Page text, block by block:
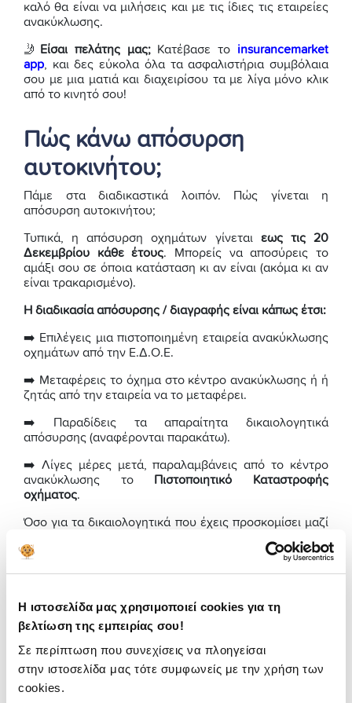
Η ιστοσελίδα μας χρησιμοποιεί cookies για τη
βελτίωση της εμπειρίας σου!
Σε περίπτωση που συνεχίσεις να πλοηγείσαι
στην ιστοσελίδα μας τότε συμφωνείς με την χρήση των
cookies.
καλό θα είναι να μιλήσεις και με τις ίδιες τις εταιρείες
ανακύκλωσης.
🤳 Είσαι πελάτης μας;Κατέβασε το insurancemarket
app, και δες εύκολα όλα τα ασφαλιστήρια συμβόλαια
σου με μια ματιά και διαχειρίσου τα με λίγα μόνο κλικ
από το κινητό σου!
Πώς κάνω απόσυρση
αυτοκινήτου;
Πάμε στα διαδικαστικά λοιπόν. Πώς γίνεται η
απόσυρση αυτοκινήτου;
Τυπικά, η απόσυρση οχημάτων γίνεται εως τις 20
Δεκεμβρίου κάθε έτους. Μπορείς να αποσύρεις το
αμάξι σου σε όποια κατάσταση κι αν είναι (ακόμα κι αν
είναι τρακαρισμένο).
Η διαδικασία απόσυρσης / διαγραφής είναι κάπως έτσι:
➡️ Επιλέγεις μια πιστοποιημένη εταιρεία ανακύκλωσης
οχημάτων από την Ε.Δ.Ο.Ε.
➡️ Μεταφέρεις το όχημα στο κέντρο ανακύκλωσης ή ή
ζητάς από την εταιρεία να το μεταφέρει.
➡️ Παραδίδεις τα απαραίτητα δικαιολογητικά
απόσυρσης (αναφέρονται παρακάτω).
➡️ Λίγες μέρες μετά, παραλαμβάνεις από το κέντρο
ανακύκλωσης το Πιστοποιητικό Καταστροφής
οχήματος.
Όσο για τα δικαιολογητικά που έχεις προσκομίσει μαζί
το κέντρο ανακύκλωσης θα φροντίσει να τα παραδώσει
οχημάτων στην περιοχή σου, μπορείς να καταθέσεις τα
απαραίτηταδικαιολογητικά στο ΚΕΠ ή στην Περιφέρεια
📍Κάθε χρήστης του insurancemarket, μπορεί να φέρει
το παλιό του αμάξι και να κερδίσει όφελος απόσυρσης